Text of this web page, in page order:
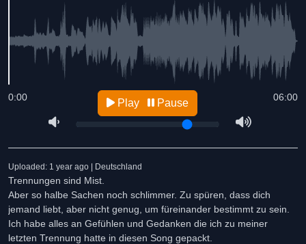
06:00
0:00 Play Pause
Uploaded: 1 year ago | Deutschland
Trennungen sind Mist.
Aber so halbe Sachen noch schlimmer. Zu spüren, dass dich
jemand liebt, aber nicht genug, um füreinander bestimmt zu sein.
Ich habe alles an Gefühlen und Gedanken die ich zu meiner
letzten Trennung hatte in diesen Song gepackt.